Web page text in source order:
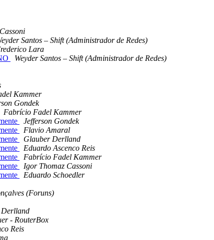
Santos – Shift (Administrador de Redes)
Lara
Weyder Santos – Shift (Administrador de Redes)
Kammer
Gondek
Fabrício Fadel Kammer
Jefferson Gondek
Flavio Amaral
Glauber Derlland
Eduardo Ascenco Reis
Fabrício Fadel Kammer
Igor Thomaz Cassoni
Eduardo Schoedler
(Foruns)
- RouterBox
Reis